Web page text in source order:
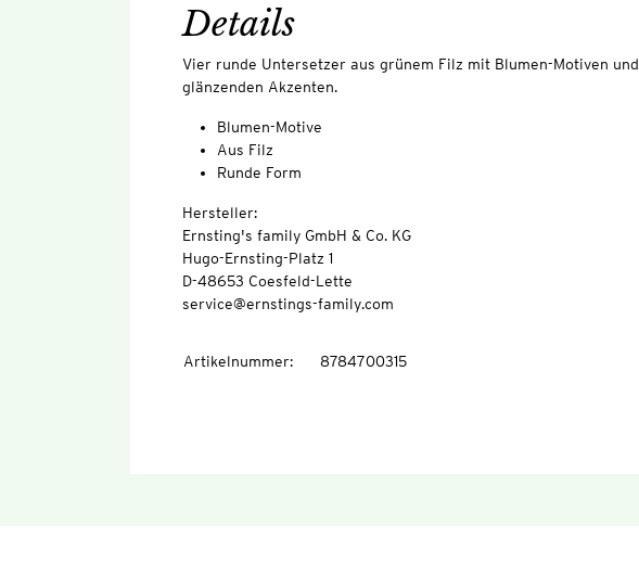
Details
Vier runde Untersetzer aus grünem Filz mit Blumen-Motiven und
glänzenden Akzenten.
Blumen-Motive
Aus Filz
Runde Form
Hersteller:
Ernsting's family GmbH & Co. KG
Hugo-Ernsting-Platz 1
D-48653 Coesfeld-Lette
service@ernstings-family.com
Artikelnummer: 8784700315